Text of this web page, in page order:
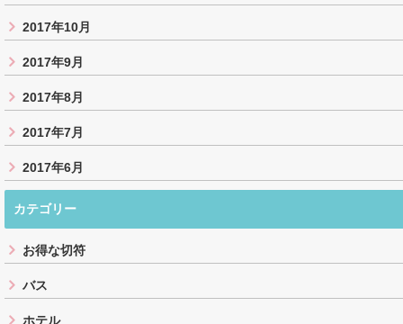
2017年10月
2017年9月
2017年8月
2017年7月
2017年6月
カテゴリー
お得な切符
バス
ホテル